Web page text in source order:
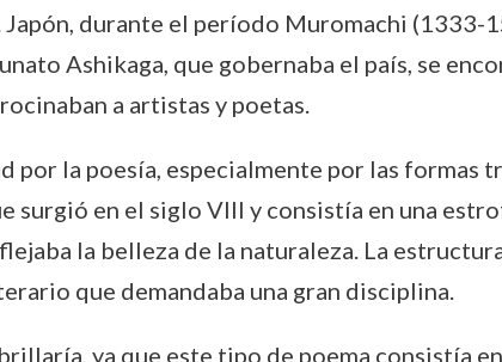
durante el período Muromachi (1333-
Ashikaga, que gobernaba el país, se
a artistas y poetas.
por la poesía, especialmente por las formas
surgió en el siglo VIII y consistía en una
la belleza de la naturaleza. La
que demandaba una gran disciplina.
ya que este tipo de poema consistía